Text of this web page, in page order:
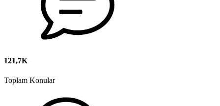
121,7K
Toplam Konular